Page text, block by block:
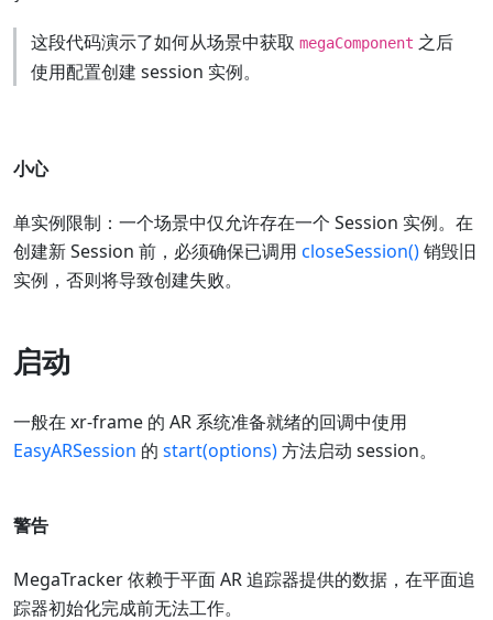
这段代码演示了如何从场景中获取 megaComponent 之后
使用配置创建 session 实例。
小心
单实例限制：一个场景中仅允许存在一个 Session 实例。在
创建新 Session 前，必须确保已调用 closeSession()销毁旧
实例，否则将导致创建失败。
启动
一般在 xr-frame 的 AR 系统准备就绪的回调中使用
EasyARSession 的 start(options)方法启动 session。
警告
MegaTracker 依赖于平面 AR 追踪器提供的数据，在平面追
踪器初始化完成前无法工作。